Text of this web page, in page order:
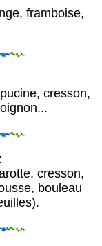
framboise,
cresson,
cresson,
bouleau